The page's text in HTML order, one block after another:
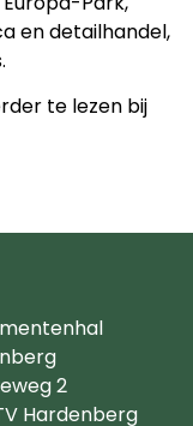
en detailhandel,
te lezen bij
2
Hardenberg